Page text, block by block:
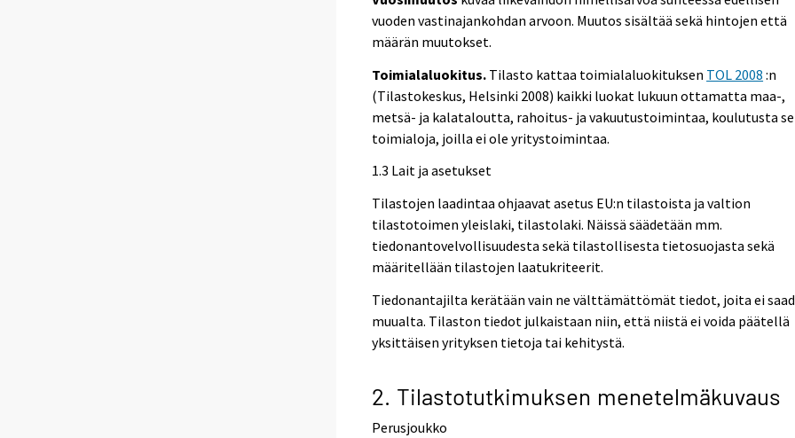
vuoden vastinajankohdan arvoon. Muutos sisältää sekä hintojen että
määrän muutokset.
Toimialaluokitus. Tilasto kattaa toimialaluokituksen TOL 2008 :n
(Tilastokeskus, Helsinki 2008) kaikki luokat lukuun ottamatta maa-,
metsä- ja kalataloutta, rahoitus- ja vakuutustoimintaa, koulutusta
toimialoja, joilla ei ole yritystoimintaa.
1.3 Lait ja asetukset
Tilastojen laadintaa ohjaavat asetus EU:n tilastoista ja valtion
tilastotoimen yleislaki, tilastolaki. Näissä säädetään mm.
tiedonantovelvollisuudesta sekä tilastollisesta tietosuojasta sekä
määritellään tilastojen laatukriteerit.
Tiedonantajilta kerätään vain ne välttämättömät tiedot, joita ei
muualta. Tilaston tiedot julkaistaan niin, että niistä ei voida päätellä
yksittäisen yrityksen tietoja tai kehitystä.
2. Tilastotutkimuksen menetelmäkuvaus
Perusjoukko